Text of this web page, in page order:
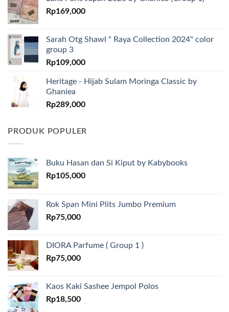
Rp169,000
Sarah Otg Shawl " Raya Collection 2024" color
group 3
Rp109,000
Heritage - Hijab Sulam Moringa Classic by
Ghaniea
Rp289,000
PRODUK POPULER
Buku Hasan dan Si Kiput by Kabybooks
Rp105,000
Rok Span Mini Plits Jumbo Premium
Rp75,000
DIORA Parfume ( Group 1 )
Rp75,000
Kaos Kaki Sashee Jempol Polos
Rp18,500